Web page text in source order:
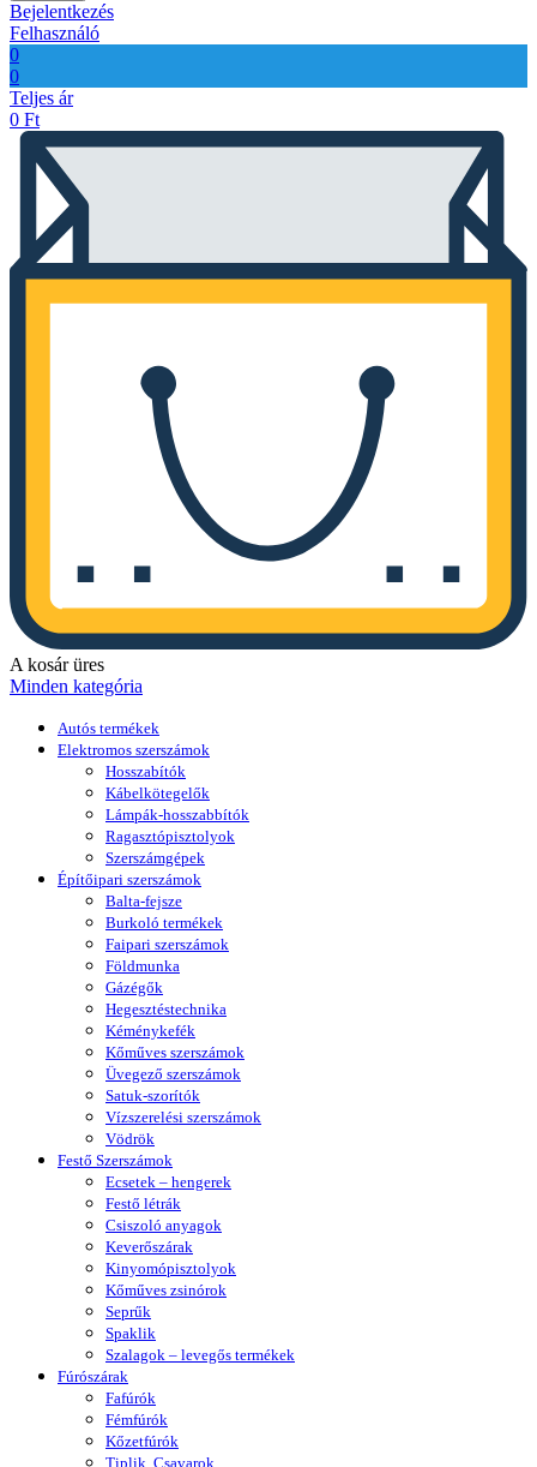
Bejelentkezés
Felhasználó
0
0
Teljes ár
0 Ft
A kosár üres
Minden kategória
Autós termékek
Elektromos szerszámok
Hosszabítók
Kábelkötegelők
Lámpák-hosszabbítók
Ragasztópisztolyok
Szerszámgépek
Építőipari szerszámok
Balta-fejsze
Burkoló termékek
Faipari szerszámok
Földmunka
Gázégők
Hegesztéstechnika
Kéménykefék
Kőműves szerszámok
Üvegező szerszámok
Satuk-szorítók
Vízszerelési szerszámok
Vödrök
Festő Szerszámok
Ecsetek – hengerek
Festő létrák
Csiszoló anyagok
Keverőszárak
Kinyomópisztolyok
Kőműves zsinórok
Seprűk
Spaklik
Szalagok – levegős termékek
Fúrószárak
Fafúrók
Fémfúrók
Kőzetfúrók
Tiplik, Csavarok